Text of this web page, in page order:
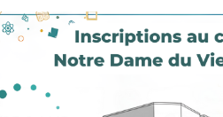
de mémoire